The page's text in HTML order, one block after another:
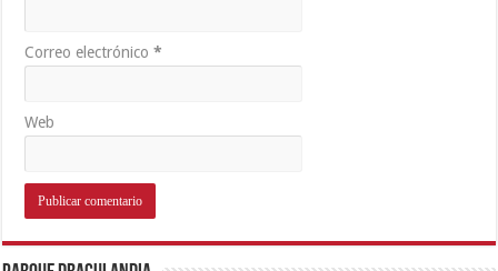
Correo electrónico*
Web